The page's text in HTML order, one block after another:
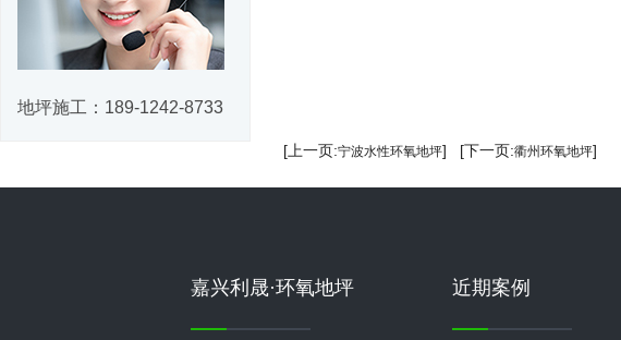
地坪施工： 189-1242-8733
[上一页:宁波水性环氧地坪] [下一页:衢州环氧地坪]
嘉兴利晟·环氧地坪 近期案例